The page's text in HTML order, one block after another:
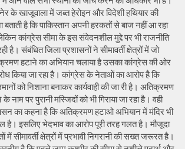
के खाजूवाला में जब्त हेरोइन और विदेशी हथियार की
बताती है कि पाकिस्तान अपनी हरकतों से बाज नहीं आ रहा
कांग्रेस सीमा के इस संवेदनशील मुद्दे पर भी राजनीति
है। संबंधित जिला प्रशासनों ने सीमावर्ती क्षेत्रों में जो
हटाने का अभियान चलाया है उसका कांग्रेस की ओर
किया जा रहा है। कांग्रेस के नेताओं का आरोप है कि
को निशाना बनाकर कार्यवाही की जा री है। अतिक्रमण
के नाम पर पुरानी मस्जिदों को भी गिराया जा रहा है। वही
का कहना है कि अतिक्रमण हटाओ अभियान में मंदिर भी
है। इसलिए भेदभाव का आरोप पूरी तरह गलत है। मौजूदा
में सीमावर्ती क्षेत्रों में प्रभावी निगरानी की सख्त जरूरत है।